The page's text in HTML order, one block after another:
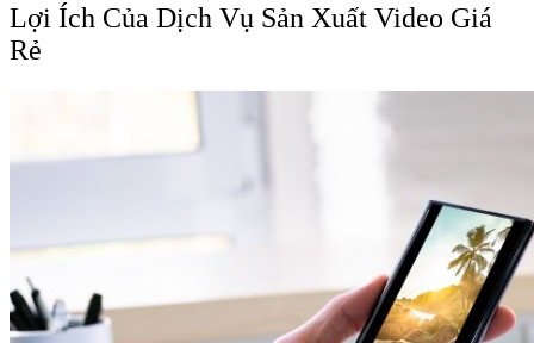
Lợi Ích Của Dịch Vụ Sản Xuất Video Giá
Rẻ